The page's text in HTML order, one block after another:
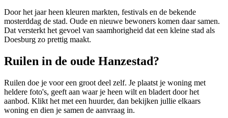
Door het jaar heen kleuren markten, festivals en de bekende
mosterddag de stad. Oude en nieuwe bewoners komen daar samen.
Dat versterkt het gevoel van saamhorigheid dat een kleine stad als
Doesburg zo prettig maakt.
Ruilen in de oude Hanzestad?
Ruilen doe je voor een groot deel zelf. Je plaatst je woning met
heldere foto's, geeft aan waar je heen wilt en bladert door het
aanbod. Klikt het met een huurder, dan bekijken jullie elkaars
woning en dien je samen de aanvraag in.